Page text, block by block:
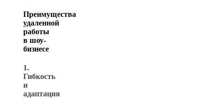
Преимущества
удаленной
работы
в шоу-
бизнесе
1.
Гибкость
и
адаптация